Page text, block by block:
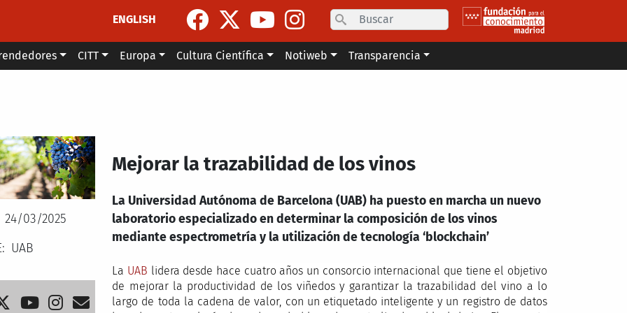
ENGLISH
Search
CITT Europa Cultura Científica Notiweb Transparencia
24/03/2025
UAB
Mejorar la trazabilidad de los vinos
La Universidad Autónoma de Barcelona (UAB) ha puesto en marcha un nuevo
laboratorio especializado en determinar la composición de los vinos
mediante espectrometría y la utilización de tecnología ‘blockchain’
La UAB lidera desde hace cuatro años un consorcio internacional que tiene el objetivo
de mejorar la productividad de los viñedos y garantizar la trazabilidad del vino a lo
largo de toda la cadena de valor, con un etiquetado inteligente y un registro de datos